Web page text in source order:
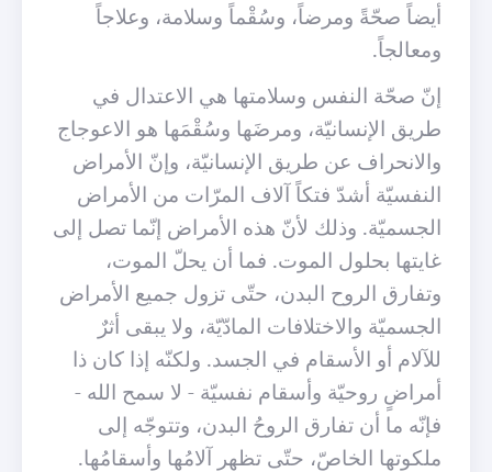
أيضاً صحّةً ومرضاً، وسُقْماً وسلامة، وعلاجاً
ومعالجاً.
إنّ صحّة النفس وسلامتها هي الاعتدال في
طريق الإنسانيّة، ومرضَها وسُقْمَها هو الاعوجاج
والانحراف عن طريق الإنسانيّة، وإنّ الأمراض
النفسيّة أشدّ فتكاً آلاف المرّات من الأمراض
الجسميّة. وذلك لأنّ هذه الأمراض إنّما تصل إلى
غايتها بحلول الموت. فما أن يحلّ الموت،
وتفارق الروح البدن، حتّى تزول جميع الأمراض
الجسميّة والاختلافات المادّيّة، ولا يبقى أثرٌ
للآلام أو الأسقام في الجسد. ولكنّه إذا كان ذا
أمراضٍ روحيّة وأسقام نفسيّة - لا سمح الله -
فإنّه ما أن تفارق الروحُ البدن، وتتوجّه إلى
ملكوتها الخاصّ، حتّى تظهر آلامُها وأسقامُها.